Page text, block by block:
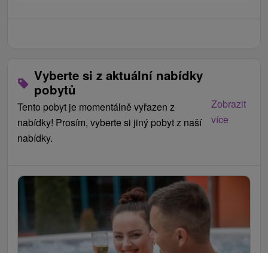
Vyberte si z aktuální nabídky
pobytů
Tento pobyt je momentálně vyřazen z
nabídky! Prosím, vyberte si jiný pobyt z naší
nabídky.
Zobrazit
více